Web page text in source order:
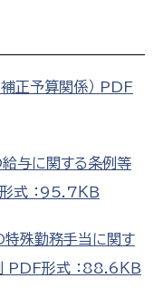
正予算関係） PDF
与に関する条例等
式 ：95.7ＫＢ
殊勤務手当に関す
PDF形式 ：88.6ＫＢ